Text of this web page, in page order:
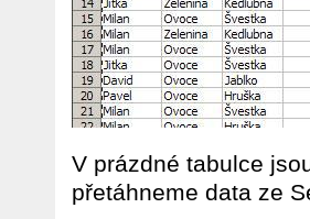
V prázdné tabulce
přetáhneme data ze